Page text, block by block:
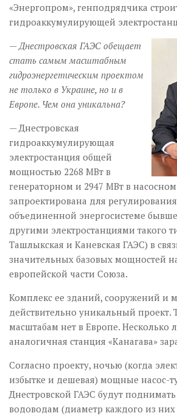
«Энергопром», генподрядчика
гидроаккумулирующей
— Днестровская ГАЭС обещает
стать самым масштабным
гидроэнергетическим проектом
не только в Украине, но и в
Европе. Чем она уникальна?
— Днестровская
гидроаккумулирующая
электростанция общей
мощностью 2268 МВт в
генераторном и 2947 МВт в
запроектирована для
объединенной энергосистеме
другими электростанциями такого
Ташлыкская и Каневская ГАЭС) в
значительных базовых мощностей
европейской части Союза.
Комплекс ее зданий, сооружений и
действительно уникальный проект.
масштабам нет в Европе. Несколько
аналогичная станция «Канагава»
Согласно проекту, ночью (когда
избытке и дешевая) мощные насос-
Днестровской ГАЭС будут
водоводам (диаметр каждого из